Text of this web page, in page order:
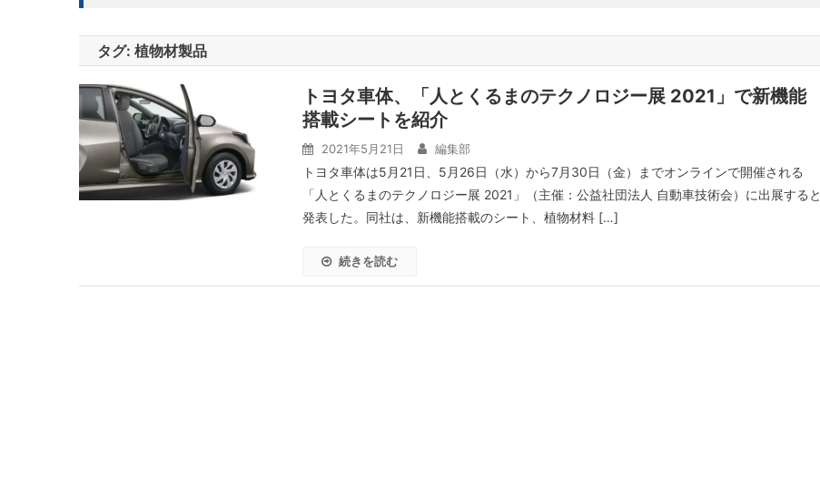
タグ: 植物材製品
トヨタ車体、「人とくるまのテクノロジー展 2021」で新機能
搭載シートを紹介
2021年5月21日 編集部
トヨタ車体は5月21日、5月26日（水）から7月30日（金）までオンラインで開催される
「人とくるまのテクノロジー展 2021」（主催：公益社団法人 自動車技術会）に出展すると
発表した。同社は、新機能搭載のシート、植物材料 […]
続きを読む